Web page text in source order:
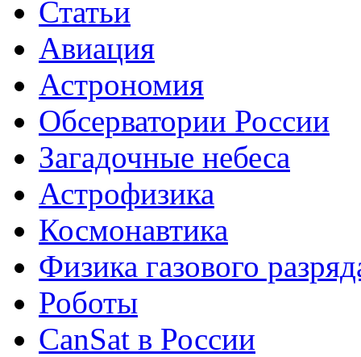
Статьи
Авиация
Астрономия
Обсерватории России
Загадочные небеса
Астрофизика
Космонавтика
Физика газового
Роботы
CanSat в России